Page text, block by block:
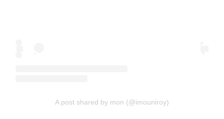
A post shared by mon (@imouniroy)